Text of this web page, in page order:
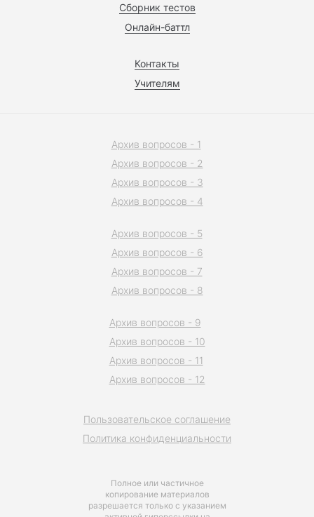
Сборник тестов
Онлайн-баттл
Контакты
Учителям
Полное или частичное
копирование материалов
разрешается только с указанием
Пользовательское соглашение
Политика конфиденциальности
Архив вопросов - 1
Архив вопросов - 2
Архив вопросов - 3
Архив вопросов - 4
Архив вопросов - 5
Архив вопросов - 6
Архив вопросов - 7
Архив вопросов - 8
Архив вопросов - 9
Архив вопросов - 10
Архив вопросов - 11
Архив вопросов - 12